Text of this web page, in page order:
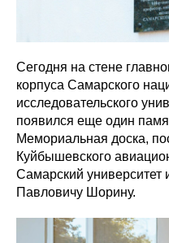
Сегодня на стене
корпуса Самарского
исследовательского
появился еще один
Мемориальная доска,
Куйбышевского
Самарский
Павловичу Шорину.